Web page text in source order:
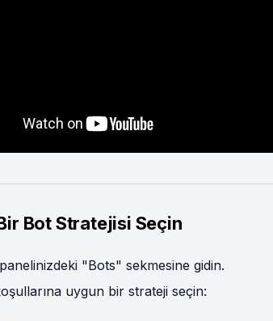
Bot Stratejisi Seçin
"Bots" sekmesine gidin.
uygun bir strateji seçin: